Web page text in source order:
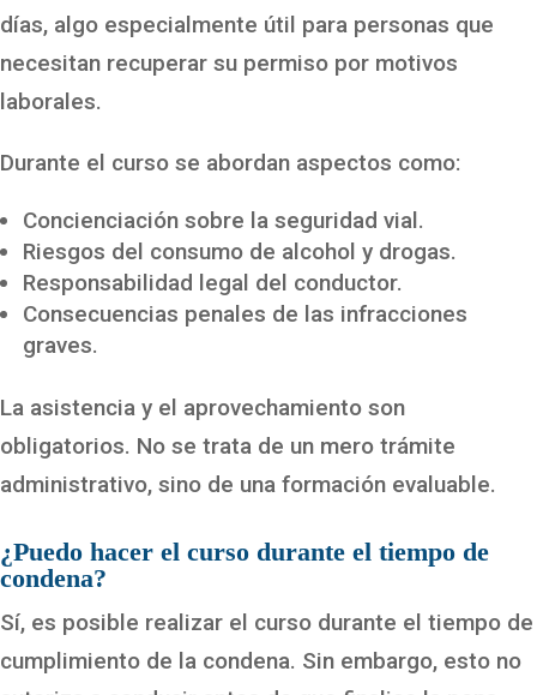
días, algo especialmente útil para personas que
necesitan recuperar su permiso por motivos
laborales.
Durante el curso se abordan aspectos como:
Concienciación sobre la seguridad vial.
Riesgos del consumo de alcohol y drogas.
Responsabilidad legal del conductor.
Consecuencias penales de las infracciones
graves.
La asistencia y el aprovechamiento son
obligatorios. No se trata de un mero trámite
administrativo, sino de una formación evaluable.
¿Puedo hacer el curso durante el tiempo de
condena?
Sí, es posible realizar el curso durante el tiempo de
cumplimiento de la condena. Sin embargo, esto no